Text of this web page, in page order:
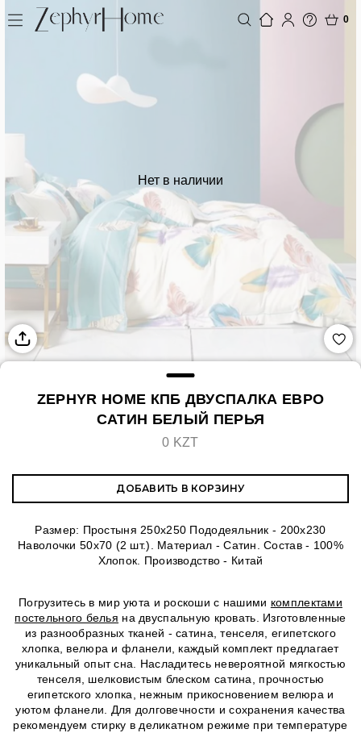
0
Нет в наличии
ZEPHYR HOME КПБ ДВУСПАЛКА ЕВРО
САТИН БЕЛЫЙ ПЕРЬЯ
0 KZT
ДОБАВИТЬ В КОРЗИНУ
Размер: Простыня 250х250 Пододеяльник - 200х230
Наволочки 50х70 (2 шт.). Материал - Сатин. Состав - 100%
Хлопок. Производство - Китай
Погрузитесь в мир уюта и роскоши с нашими комплектами
постельного белья на двуспальную кровать. Изготовленные
из разнообразных тканей - сатина, тенселя, египетского
хлопка, велюра и фланели, каждый комплект предлагает
уникальный опыт сна. Насладитесь невероятной мягкостью
тенселя, шелковистым блеском сатина, прочностью
египетского хлопка, нежным прикосновением велюра и
уютом фланели. Для долговечности и сохранения качества
рекомендуем стирку в деликатном режиме при температуре